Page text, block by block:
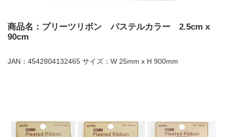
商品名：プリーツリボン パステルカラー 2.5cm x
90cm
JAN：4542804132465 サイズ：W 25mm x H 900mm